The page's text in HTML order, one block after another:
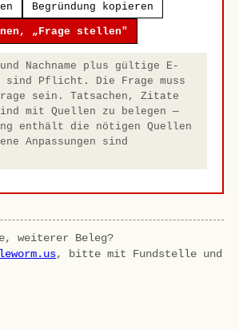
Begründung kopieren
„Frage stellen"
Nachname plus gültige E-
sind Pflicht. Die Frage muss
sein. Tatsachen, Zitate
mit Quellen zu belegen —
enthält die nötigen Quellen
Anpassungen sind
weiterer Beleg?
, bitte mit Fundstelle und